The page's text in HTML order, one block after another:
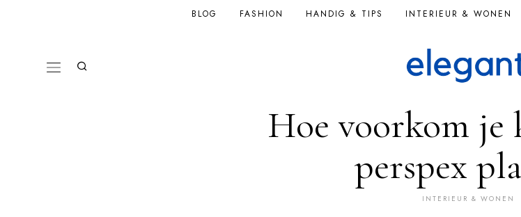
BLOG FASHION HANDIG & TIPS INTERIEUR & WONEN
Hoe voorkom je
perspex
INTERIEUR & WONEN